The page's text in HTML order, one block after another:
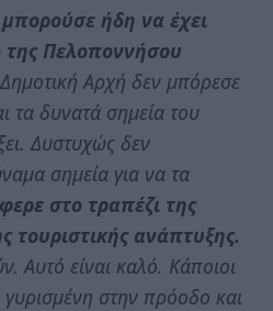
ήδη να έχει
της Πελοποννήσου
Αρχή δεν μπόρεσε
τα δυνατά σημεία του
Δυστυχώς δεν
σημεία για να τα
στο τραπέζι της
τουριστικής ανάπτυξης.
Αυτό είναι καλό. Κάποιοι
στην πρόοδο και